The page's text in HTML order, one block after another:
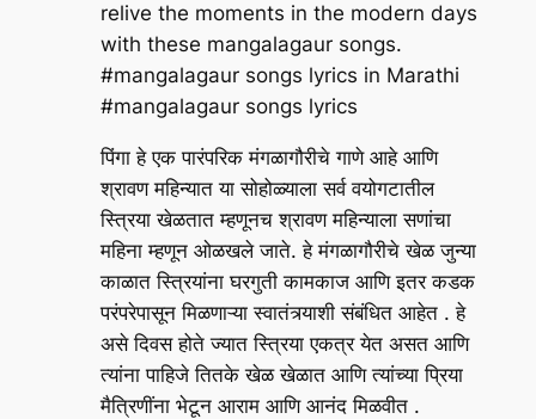
relive the moments in the modern days
with these mangalagaur songs.
#mangalagaur songs lyrics in Marathi
#mangalagaur songs lyrics
पिंगा हे एक पारंपरिक मंगळागौरीचे गाणे आहे आणि
श्रावण महिन्यात या सोहोळ्याला सर्व वयोगटातील
स्त्रिया खेळतात म्हणूनच श्रावण महिन्याला सणांचा
महिना म्हणून ओळखले जाते. हे मंगळागौरीचे खेळ जुन्या
काळात स्त्रियांना घरगुती कामकाज आणि इतर कडक
परंपरेपासून मिळणाऱ्या स्वातंत्र्याशी संबंधित आहेत . हे
असे दिवस होते ज्यात स्त्रिया एकत्र येत असत आणि
त्यांना पाहिजे तितके खेळ खेळात आणि त्यांच्या प्रिया
मैत्रिणींना भेटून आराम आणि आनंद मिळवीत .